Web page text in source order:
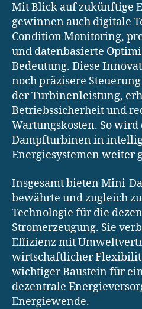
Mit Blick auf zukünftige
gewinnen auch digitale
Condition Monitoring,
und datenbasierte
Bedeutung. Diese
noch präzisere
der Turbinenleistung,
Betriebssicherheit und
Wartungskosten. So
Dampfturbinen in
Energiesystemen weiter
Insgesamt bieten Mini-
bewährte und zugleich
Technologie für die
Stromerzeugung. Sie
Effizienz mit
wirtschaftlicher
wichtiger Baustein für
dezentrale
Energiewende.